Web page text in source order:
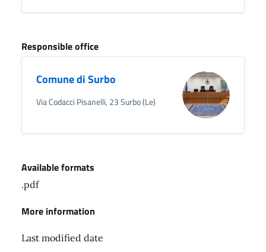
Responsible office
Comune di Surbo
Via Codacci Pisanelli, 23 Surbo (Le)
Available formats
.pdf
More information
Last modified date